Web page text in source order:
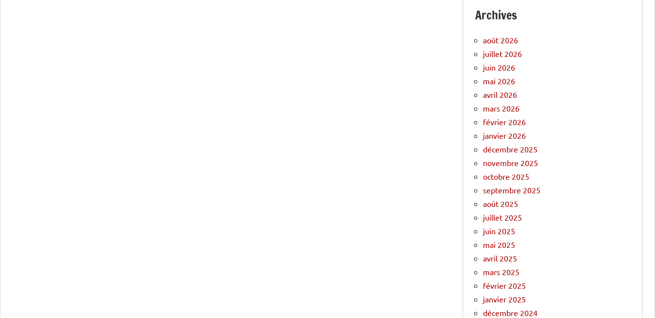
Archives
août 2026
juillet 2026
juin 2026
mai 2026
avril 2026
mars 2026
février 2026
janvier 2026
décembre 2025
novembre 2025
octobre 2025
septembre 2025
août 2025
juillet 2025
juin 2025
mai 2025
avril 2025
mars 2025
février 2025
janvier 2025
décembre 2024